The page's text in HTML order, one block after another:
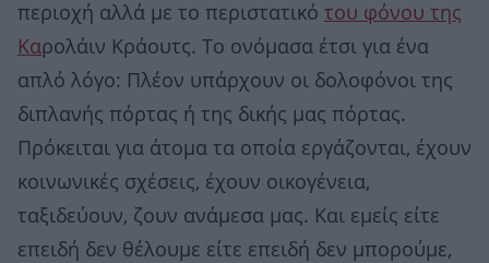
περιοχή αλλά με το περιστατικό του φόνου της
Καρολάιν Κράουτς. Το ονόμασα έτσι για ένα
απλό λόγο: Πλέον υπάρχουν οι δολοφόνοι της
διπλανής πόρτας ή της δικής μας πόρτας.
Πρόκειται για άτομα τα οποία εργάζονται, έχουν
κοινωνικές σχέσεις, έχουν οικογένεια,
ταξιδεύουν, ζουν ανάμεσα μας. Και εμείς είτε
επειδή δεν θέλουμε είτε επειδή δεν μπορούμε,